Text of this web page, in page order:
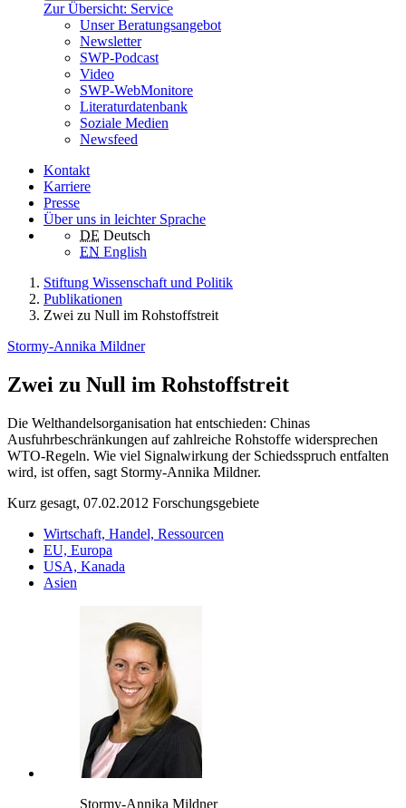
Zur Übersicht: Service
Unser Beratungsangebot
Newsletter
SWP-Podcast
Video
SWP-WebMonitore
Literaturdatenbank
Soziale Medien
Newsfeed
Kontakt
Karriere
Presse
Über uns in leichter Sprache
DE Deutsch
EN English
Stiftung Wissenschaft und Politik
Publikationen
Zwei zu Null im Rohstoffstreit
Stormy-Annika Mildner
Zwei zu Null im Rohstoffstreit
Die Welthandelsorganisation hat entschieden: Chinas
Ausfuhrbeschränkungen auf zahlreiche Rohstoffe widersprechen
WTO-Regeln. Wie viel Signalwirkung der Schiedsspruch entfalten
wird, ist offen, sagt Stormy-Annika Mildner.
Kurz gesagt, 07.02.2012 Forschungsgebiete
Wirtschaft, Handel, Ressourcen
EU, Europa
USA, Kanada
Asien
Stormy-Annika Mildner